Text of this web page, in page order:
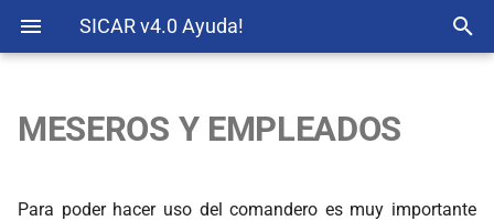
SICAR v4.0 Ayuda!
Activación de Licencia
Editar Mesero
Traspasos
Entorno Básico
MESEROS Y EMPLEADOS
Para poder hacer uso del comandero es muy importante